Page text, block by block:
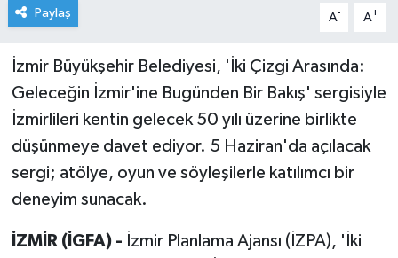
Paylaş A- A+
İzmir Büyükşehir Belediyesi, 'İki Çizgi Arasında:
Geleceğin İzmir'ine Bugünden Bir Bakış' sergisiyle
İzmirlileri kentin gelecek 50 yılı üzerine birlikte
düşünmeye davet ediyor. 5 Haziran'da açılacak
sergi; atölye, oyun ve söyleşilerle katılımcı bir
deneyim sunacak.
İZMİR (İGFA) - İzmir Planlama Ajansı (İZPA), 'İki